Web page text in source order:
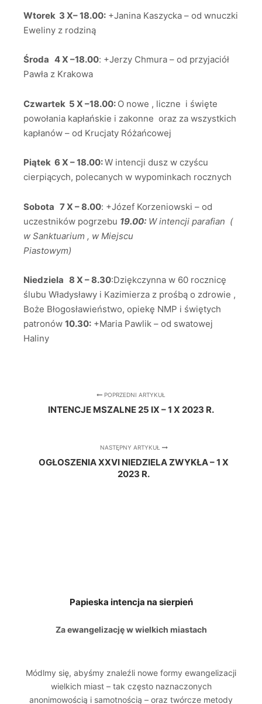
Wtorek 3 X– 18.00: +Janina Kaszycka – od wnuczki
Eweliny z rodziną
Środa 4 X –18.00: +Jerzy Chmura – od przyjaciół
Pawła z Krakowa
Czwartek 5 X –18.00: O nowe , liczne i święte
powołania kapłańskie i zakonne oraz za wszystkich
kapłanów – od Krucjaty Różańcowej
Piątek 6 X – 18.00:W intencji dusz w czyścu
cierpiących, polecanych w wypominkach rocznych
Sobota 7 X – 8.00: +Józef Korzeniowski – od
uczestników pogrzebu 19.00: W intencji parafian (
w Sanktuarium , w Miejscu
Piastowym)
Niedziela 8 X – 8.30:Dziękczynna w 60 rocznicę
ślubu Władysławy i Kazimierza z prośbą o zdrowie ,
Boże Błogosławieństwo, opiekę NMP i świętych
patronów 10.30: +Maria Pawlik – od swatowej
Haliny
POPRZEDNI ARTYKUŁ
INTENCJE MSZALNE 25 IX – 1 X 2023 R.
NASTĘPNY ARTYKUŁ
OGŁOSZENIA XXVI NIEDZIELA ZWYKŁA – 1 X
2023 R.
Papieska intencja na sierpień
Za ewangelizację w wielkich miastach
Módlmy się, abyśmy znaleźli nowe formy ewangelizacji
wielkich miast – tak często naznaczonych
anonimowością i samotnością – oraz twórcze metody